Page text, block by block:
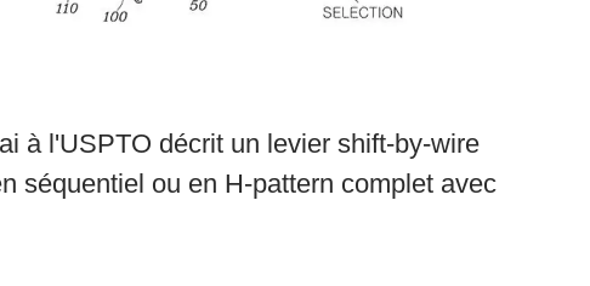
à l'USPTO décrit un levier shift-by-wire
séquentiel ou en H-pattern complet avec